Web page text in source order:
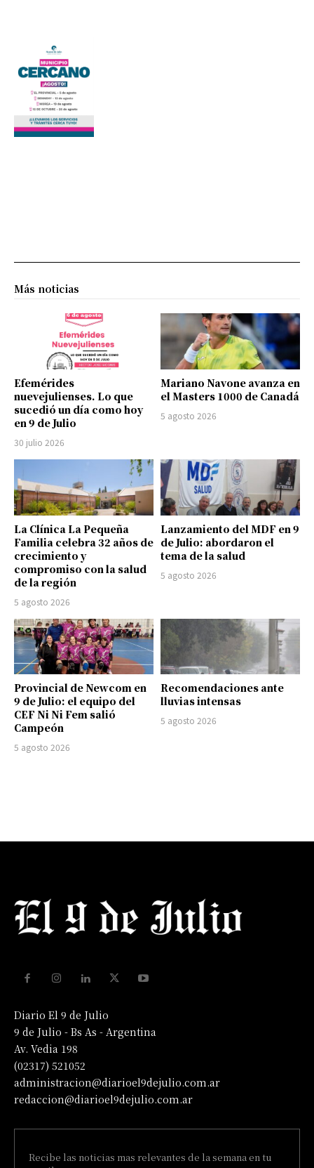
Más noticias
Efemérides
nuevejulienses. Lo que
sucedió un día como hoy
en 9 de Julio
30 julio 2026
Mariano Navone avanza en
el Masters 1000 de Canadá
5 agosto 2026
La Clínica La Pequeña
Familia celebra 32 años de
crecimiento y
compromiso con la salud
de la región
5 agosto 2026
Lanzamiento del MDF en 9
de Julio: abordaron el
tema de la salud
5 agosto 2026
Provincial de Newcom en
9 de Julio: el equipo del
CEF Ni Ni Fem salió
Campeón
5 agosto 2026
Recomendaciones ante
lluvias intensas
5 agosto 2026
Diario El 9 de Julio
9 de Julio - Bs As - Argentina
Av. Vedia 198
(02317) 521052
administracion@diarioel9dejulio.com.ar
redaccion@diarioel9dejulio.com.ar
Recibe las noticias mas relevantes de la semana en tu